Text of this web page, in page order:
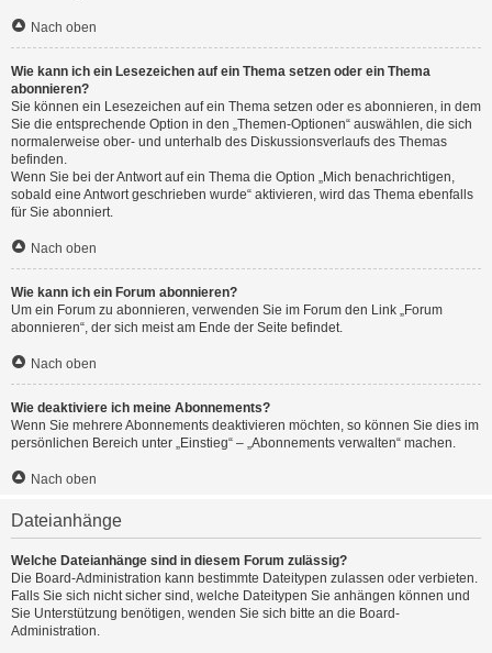
Nach oben
Wie kann ich ein Lesezeichen auf ein Thema setzen oder ein Thema
abonnieren?
Sie können ein Lesezeichen auf ein Thema setzen oder es abonnieren, in dem
Sie die entsprechende Option in den „Themen-Optionen“ auswählen, die sich
normalerweise ober- und unterhalb des Diskussionsverlaufs des Themas
befinden.
Wenn Sie bei der Antwort auf ein Thema die Option „Mich benachrichtigen,
sobald eine Antwort geschrieben wurde“ aktivieren, wird das Thema ebenfalls
für Sie abonniert.
Nach oben
Wie kann ich ein Forum abonnieren?
Um ein Forum zu abonnieren, verwenden Sie im Forum den Link „Forum
abonnieren“, der sich meist am Ende der Seite befindet.
Nach oben
Wie deaktiviere ich meine Abonnements?
Wenn Sie mehrere Abonnements deaktivieren möchten, so können Sie dies im
persönlichen Bereich unter „Einstieg“ – „Abonnements verwalten“ machen.
Nach oben
Dateianhänge
Welche Dateianhänge sind in diesem Forum zulässig?
Die Board-Administration kann bestimmte Dateitypen zulassen oder verbieten.
Falls Sie sich nicht sicher sind, welche Dateitypen Sie anhängen können und
Sie Unterstützung benötigen, wenden Sie sich bitte an die Board-
Administration.